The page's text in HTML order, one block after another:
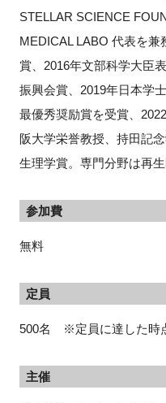
STELLAR SCIENCE
MEDICAL LABO 代表を兼
賞、 2016年文部科学大臣
振興会賞、 2019年日本学
最優秀奨励賞を受賞、 2022
阪大学栄誉教授、持田記念
生理学賞。専門分野は再生
参加費
無料
定員
500名 ※定員に達した時
主催